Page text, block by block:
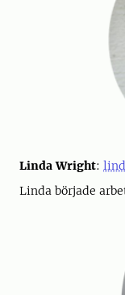
Linda Wright:
Linda började